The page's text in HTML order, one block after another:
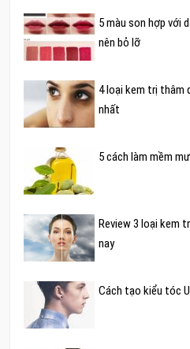
5 màu son hợp với
nên bỏ lỡ
4 loại kem trị thâm
nhất
5 cách làm mềm
Review 3 loại kem
nay
Cách tạo kiểu tóc